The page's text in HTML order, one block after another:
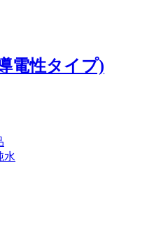
電性タイプ)
水